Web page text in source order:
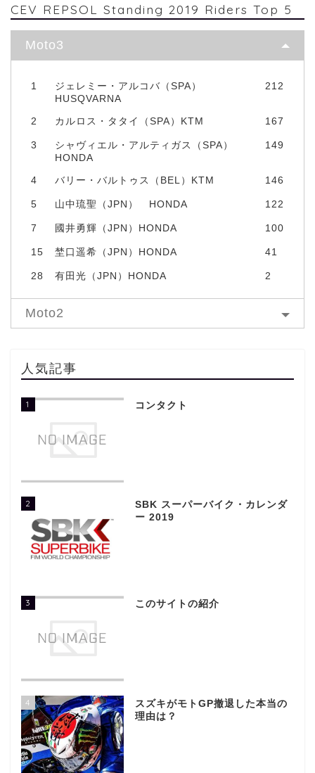
CEV REPSOL Standing 2019 Riders Top 5
Moto3
1
ジェレミー・アルコバ（SPA）
HUSQVARNA
212
2 カルロス・タタイ（SPA）KTM 167
3
シャヴィエル・アルティガス（SPA）
HONDA
149
4 バリー・バルトゥス（BEL）KTM 146
5 山中琉聖（JPN） HONDA 122
7 國井勇輝（JPN）HONDA 100
15 埜口遥希（JPN）HONDA 41
28 有田光（JPN）HONDA 2
Moto2
人気記事
1 コンタクト
2
SBK スーパーバイク・カレンダ
ー 2019
3 このサイトの紹介
4
スズキがモトGP撤退した本当の
理由は？